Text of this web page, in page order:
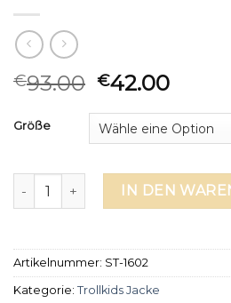
€93.00 €42.00
Größe
trollkids jacke MengeIN DEN
Artikelnummer: ST-1602
Kategorie: Trollkids Jacke